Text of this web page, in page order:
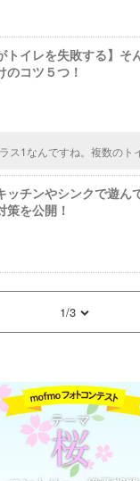
トイレを失敗する】
のコツ５つ！
ス1なんですね。複数のト
おくことで、その中から
ッチンやシンクで遊ん
策を公開！
1/3